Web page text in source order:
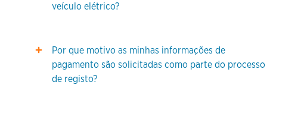
veículo elétrico?
Por que motivo as minhas informações de
pagamento são solicitadas como parte do processo
de registo?